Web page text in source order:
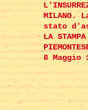
stato
LA
8 Maggio